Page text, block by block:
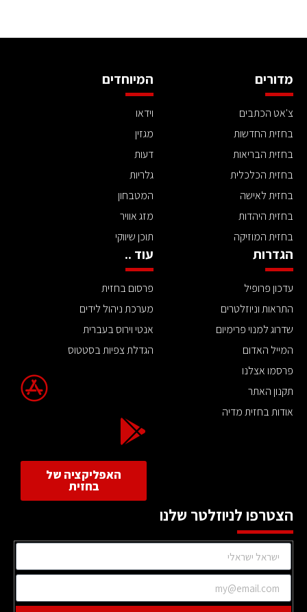
מדורים
צ'אט הכתבים
בחזית החדשות
בחזית הבריאות
בחזית הכלכלית
בחזית לאישה
בחזית היהדות
בחזית המוזיקה
המיוחדים
וידאו
מגזין
דעות
גלריות
המטבחון
מזג אוויר
תוכן שיווקי
הגדרות
עדכון פרופיל
התראות וניוזלטרים
שדרוג למנוי פרימיום
המייל האדום
פרסמו אצלנו
תקנון האתר
אודות בחזית מדיה
עוד ..
פרסום בחזית
מערכת ניהול לידים
אנטי וירוס בעברית
הגדלת צפיות בסטטוס
האפליקציה של
בחזית
הצטרפו לניוזלטר שלנו